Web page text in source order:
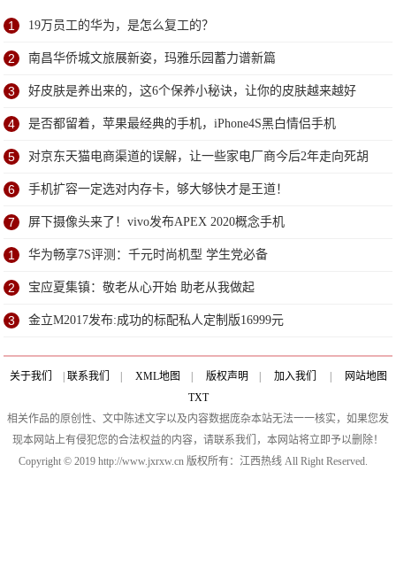
1 19万员工的华为，是怎么复工的？
2 南昌华侨城文旅展新姿，玛雅乐园蓄力谱新篇
3 好皮肤是养出来的，这6个保养小秘诀，让你的皮肤越来越好
4 是否都留着，苹果最经典的手机，iPhone4S黑白情侣手机
5 对京东天猫电商渠道的误解，让一些家电厂商今后2年走向死胡
同
6 手机扩容一定选对内存卡，够大够快才是王道！
7 屏下摄像头来了！vivo发布APEX 2020概念手机
1 华为畅享7S评测：千元时尚机型 学生党必备
2 宝应夏集镇：敬老从心开始 助老从我做起
3 金立M2017发布:成功的标配私人定制版16999元
关于我们 | 联系我们 | XML地图 | 版权声明 | 加入我们 |
网站地图
TXT
相关作品的原创性、文中陈述文字以及内容数据庞杂本站无法一一核实，如果您发
现本网站上有侵犯您的合法权益的内容，请联系我们，本网站将立即予以删除！
Copyright © 2019 http://www.jxrxw.cn 版权所有：江西热线 All Right Reserved.